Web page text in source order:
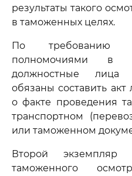
результаты такого
в таможенных целях.
По требованию
полномочиями в
должностные лица
обязаны составить акт
о факте проведения
транспортном
или таможенном
Второй
таможенного